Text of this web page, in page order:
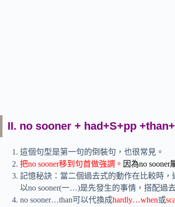
II. no sooner + had+S+pp
這個句型是第一句的倒裝句，也很常見。
把no sooner移到句首做強調。 因為no
記憶秘訣：當二個過去式的動作在比較時
以no sooner(一…)是先發生的事情，搭配過
no sooner…than可以代換成hardly…when或